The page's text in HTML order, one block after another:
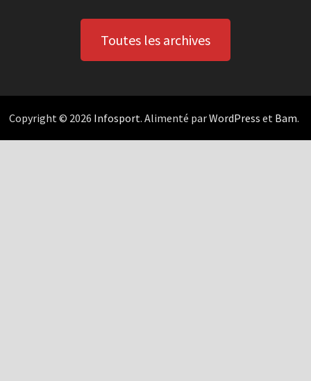
Toutes les archives
Copyright © 2026 Infosport. Alimenté parWordPress et Bam.